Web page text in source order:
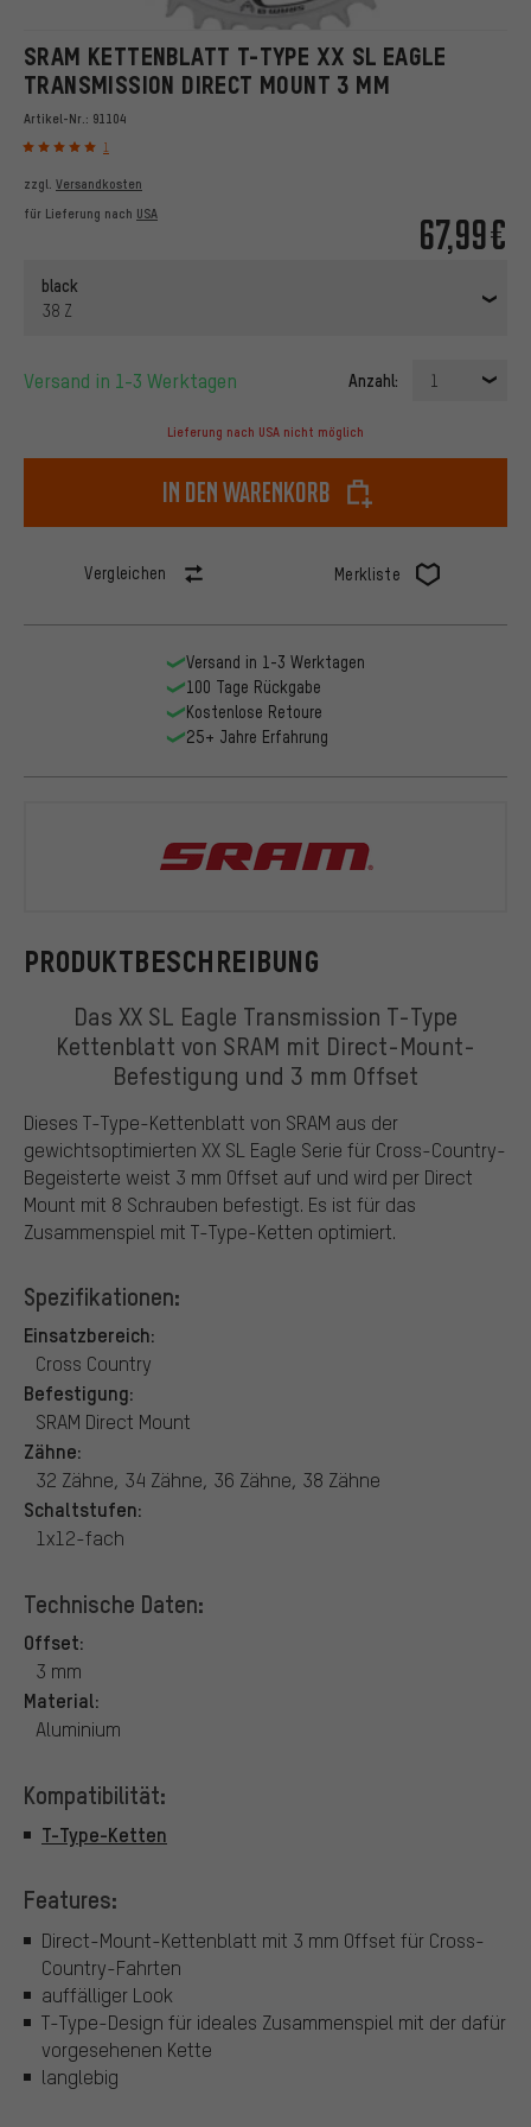
SRAM KETTENBLATT T-TYPE XX SL EAGLE
TRANSMISSION DIRECT MOUNT 3 MM
Artikel-Nr.: 91104
1
67,99€
zzgl. Versandkosten
für Lieferung nach USA
black
38 Z
Versand in 1-3 Werktagen Anzahl: 1
Lieferung nach USA nicht möglich
In den Warenkorb
Vergleichen Merkliste
PRODUKTBESCHREIBUNG
Das XX SL Eagle Transmission T-Type
Kettenblatt von SRAM mit Direct-Mount-
Befestigung und 3 mm Offset
Dieses T-Type-Kettenblatt von SRAM aus der
gewichtsoptimierten XX SL Eagle Serie für Cross-Country-
Begeisterte weist 3 mm Offset auf und wird per Direct
Mount mit 8 Schrauben befestigt. Es ist für das
Zusammenspiel mit T-Type-Ketten optimiert.
Spezifikationen:
Einsatzbereich:
Cross Country
Befestigung:
SRAM Direct Mount
Zähne:
32 Zähne, 34 Zähne, 36 Zähne, 38 Zähne
Schaltstufen:
1x12-fach
Technische Daten:
Offset:
3 mm
Material:
Aluminium
Kompatibilität:
T-Type-Ketten
Features:
Direct-Mount-Kettenblatt mit 3 mm Offset für Cross-
Country-Fahrten
auffälliger Look
T-Type-Design für ideales Zusammenspiel mit der dafür
vorgesehenen Kette
langlebig
Versand in 1-3 Werktagen
100 Tage Rückgabe
Kostenlose Retoure
25+ Jahre Erfahrung
SRAM